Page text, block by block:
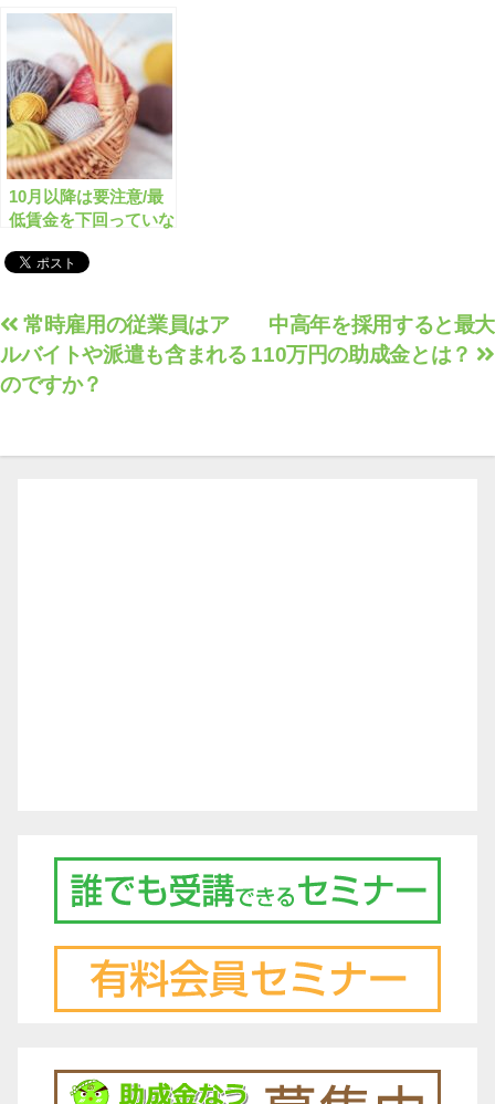
割に合わない？
10月以降は要注意/最
低賃金を下回っていな
投
稿
ナ
ゲ
中高年を採用すると最大
110万円の助成金とは？
常時雇用の従業員はア
ルバイトや派遣も含まれる
のですか？